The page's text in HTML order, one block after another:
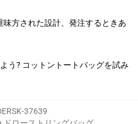
方された設計、発注するときあ
う? コットントートバッグを試み
37639